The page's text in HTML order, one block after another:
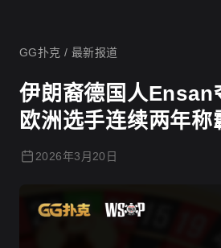
GG扑克 / 最新报道
伊朗裔德国人Ensan
欧洲选手连续两年称
2026年3月20日